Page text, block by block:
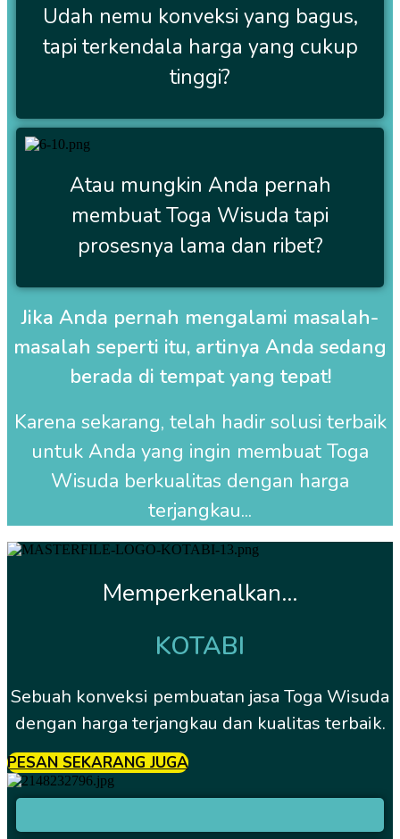
Udah nemu konveksi yang bagus,
tapi terkendala harga yang cukup
tinggi?
Atau mungkin Anda pernah
membuat Toga Wisuda tapi
prosesnya lama dan ribet?
Jika Anda pernah mengalami masalah-
masalah seperti itu, artinya Anda sedang
berada di tempat yang tepat!
Karena sekarang, telah hadir solusi terbaik
untuk Anda yang ingin membuat Toga
Wisuda berkualitas dengan harga
terjangkau...
Memperkenalkan...
KOTABI
Sebuah konveksi pembuatan jasa Toga Wisuda
dengan harga terjangkau dan kualitas terbaik.
PESAN SEKARANG JUGA